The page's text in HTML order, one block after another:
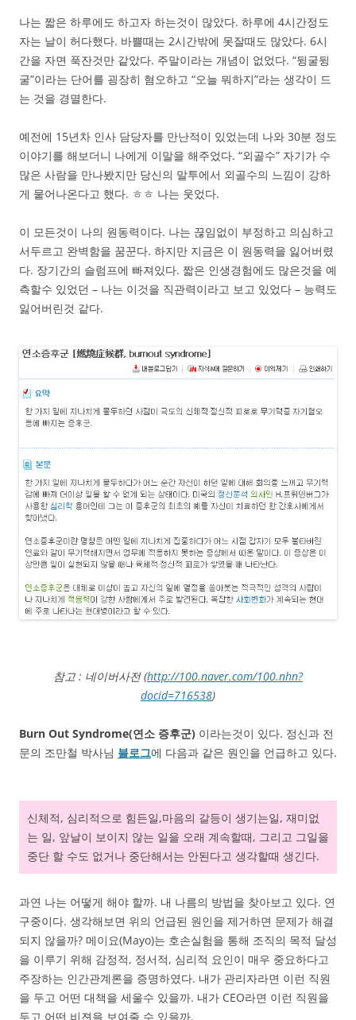
나는 짧은 하루에도 하고자 하는것이 많았다. 하루에 4시간정도
자는 날이 허다했다. 바쁠때는 2시간밖에 못잘때도 많았다. 6시
간을 자면 푹잔것만 같았다. 주말이라는 개념이 없었다. “뒹굴뒹
굴”이라는 단어를 굉장히 혐오하고 “오늘 뭐하지”라는 생각이 드
는 것을 경멸한다.
예전에 15년차 인사 담당자를 만난적이 있었는데 나와 30분 정도
이야기를 해보더니 나에게 이말을 해주었다. “외골수” 자기가 수
많은 사람을 만나봤지만 당신의 말투에서 외골수의 느낌이 강하
게 뭍어나온다고 했다. ㅎㅎ 나는 웃었다.
이 모든것이 나의 원동력이다. 나는 끊임없이 부정하고 의심하고
서두르고 완벽함을 꿈꾼다. 하지만 지금은 이 원동력을 잃어버렸
다. 장기간의 슬럼프에 빠져있다. 짧은 인생경험에도 많은것을 예
측할수 있었던 – 나는 이것을 직관력이라고 보고 있었다 – 능력도
잃어버린것 같다.
참고 : 네이버사전 (http://100.naver.com/100.nhn?
docid=716538)
Burn Out Syndrome(연소 증후군) 이라는것이 있다. 정신과 전
문의 조만철 박사님 블로그에 다음과 같은 원인을 언급하고 있다.
신체적, 심리적으로 힘든일,마음의 갈등이 생기는일, 재미없
는 일, 앞날이 보이지 않는 일을 오래 계속할때, 그리고 그일을
중단 할 수도 없거나 중단해서는 안된다고 생각할때 생긴다.
과연 나는 어떻게 해야 할까. 내 나름의 방법을 찾아보고 있다. 연
구중이다. 생각해보면 위의 언급된 원인을 제거하면 문제가 해결
되지 않을까? 메이요(Mayo)는 호손실험을 통해 조직의 목적 달성
을 이루기 위해 감정적, 정서적, 심리적 요인이 매우 중요하다고
주장하는 인간관계론을 증명하였다. 내가 관리자라면 이런 직원
을 두고 어떤 대책을 세울수 있을까. 내가 CEO라면 이런 직원을
두고 어떤 비젼을 보여줄 수 있을까.